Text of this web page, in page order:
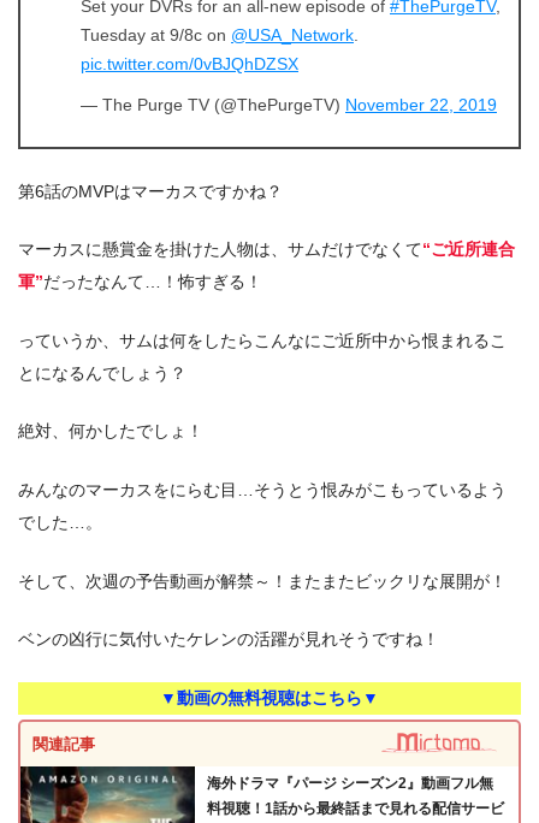
Set your DVRs for an all-new episode of #ThePurgeTV,
Tuesday at 9/8c on @USA_Network
pic.twitter.com/0vBJQhDZSX
— The Purge TV (@ThePurgeTV) November 22, 2019
第6話のMVPはマーカスですかね？
マーカスに懸賞金を掛けた人物は、サムだけでなくて“ご近所連合
軍”だったなんて…！怖すぎる！
っていうか、サムは何をしたらこんなにご近所中から恨まれるこ
とになるんでしょう？
絶対、何かしたでしょ！
みんなのマーカスをにらむ目…そうとう恨みがこもっているよう
でした…。
そして、次週の予告動画が解禁～！またまたビックリな展開が！
ベンの凶行に気付いたケレンの活躍が見れそうですね！
▼動画の無料視聴はこちら▼
関連記事
海外ドラマ『パージ シーズン2』動画フル無
料視聴！1話から最終話まで見れる配信サービ